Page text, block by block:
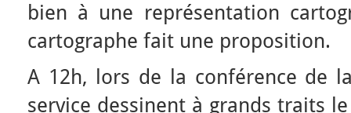
bien à une représentation
cartographe fait une proposition.
A 12h, lors de la conférence de
service dessinent à grands traits